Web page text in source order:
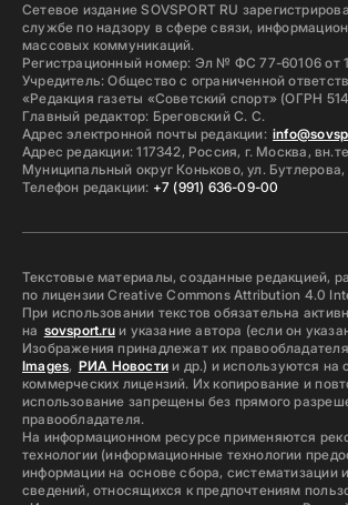
Сетевое издание SOVSPORT RU
службе по надзору в сфере связи,
массовых коммуникаций.
Регистрационный номер: Эл № ФС 77-60106 от
Учредитель: Общество с ограниченной
«Редакция газеты «Советский спорт» (ОГРН
Главный редактор: Бреговский С. С.
Адрес электронной почты редакции:
Адрес редакции: 117342, Россия, г. Москва,
Муниципальный округ Коньково, ул.
Телефон редакции: +7 (991) 636-09-00
Текстовые материалы, созданные редакцией,
по лицензии Creative Commons Attribution 4.0
При использовании текстов обязательна
на sovsport.ruи указание автора (если он
Изображения принадлежат их
Images, РИА Новостии др.) и используются на
коммерческих лицензий. Их копирование и
использование запрещены без прямого
правообладателя.
На информационном ресурсе применяются
технологии (информационные технологии
информации на основе сбора, систематизации
сведений, относящихся к предпочтениям